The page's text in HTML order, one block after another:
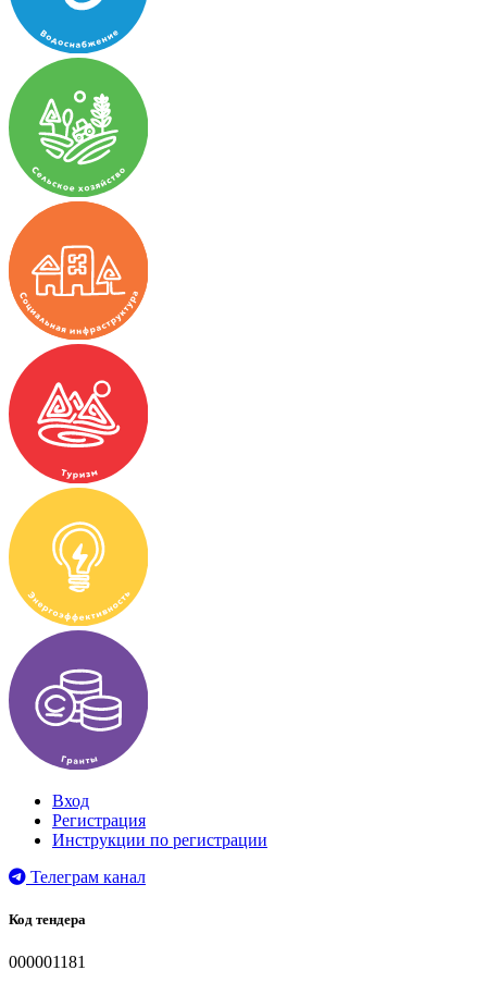
Вход
Регистрация
Инструкции по регистрации
Телеграм канал
Код тендера
000001181